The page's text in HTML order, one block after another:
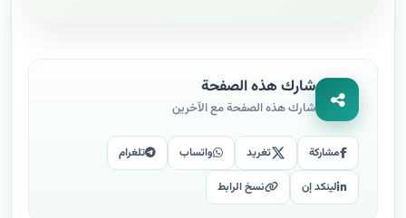
شارك هذه الصفحة
شارك هذه الصفحة مع الآخرين
مشاركة تغريد واتساب تلغرام
لينكد إن نسخ الرابط